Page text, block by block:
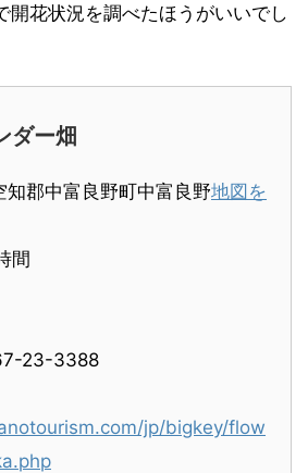
開花状況を調べたほうがいいでし
ダー畑
知郡中富良野町中富良野地図を
間
23-3388
jp/bigkey/flow